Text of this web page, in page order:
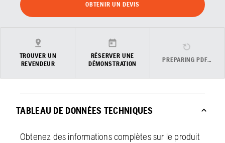
OBTENIR UN DEVIS
TROUVER UN
REVENDEUR
RÉSERVER UNE
DÉMONSTRATION
PREPARING PDF…
TABLEAU DE DONNÉES TECHNIQUES
Obtenez des informations complètes sur le produit